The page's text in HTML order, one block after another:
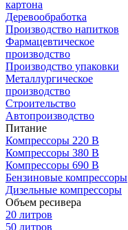
картона
Деревообработка
Производство напитков
Фармацевтическое
производство
Производство упаковки
Металлургическое
производство
Строительство
Автопроизводство
Питание
Компрессоры 220 В
Компрессоры 380 В
Компрессоры 690 В
Бензиновые компрессоры
Дизельные компрессоры
Объем ресивера
20 литров
50 литров